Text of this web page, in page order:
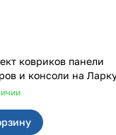
ковриков панели
приборов и консоли на